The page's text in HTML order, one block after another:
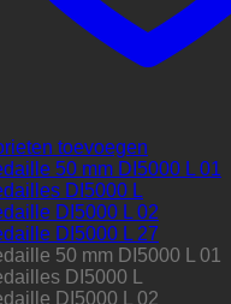
toevoegen